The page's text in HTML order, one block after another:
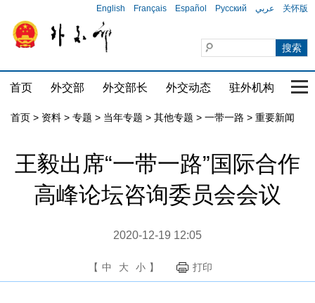
English Français Español Русский عربي 关怀版
首页 外交部 外交部长 外交动态 驻外机构 国
首页 > 资料 > 专题 > 当年专题 > 其他专题 > 一带一路 > 重要新闻
王毅出席“一带一路”国际合作
高峰论坛咨询委员会会议
2020-12-19 12:05
【 中 大 小 】 打印